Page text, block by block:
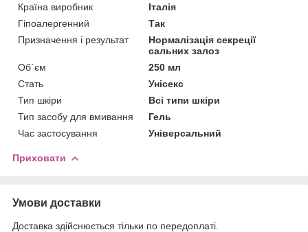
Країна виробник
Італія
Гіпоалергенний
Так
Призначення і результат
Нормалізація секреції
сальних залоз
Об`єм
250 мл
Стать
Унісекс
Тип шкіри
Всі типи шкіри
Тип засобу для вмивання
Гель
Час застосування
Універсальний
Приховати
Умови доставки
Доставка здійснюється тільки по передоплаті.